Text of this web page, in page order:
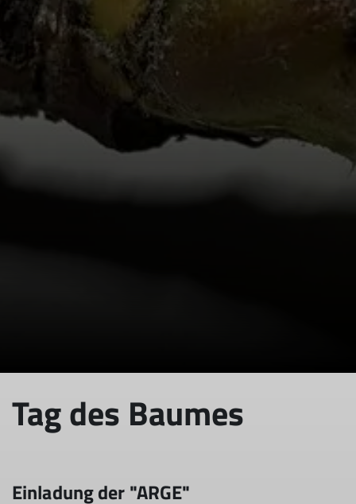
Tag des Baumes
Einladung der "ARGE"